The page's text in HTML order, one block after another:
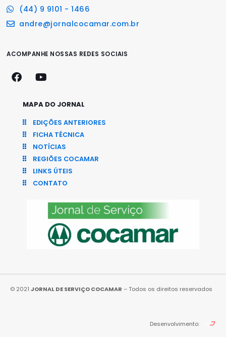
(44) 9 9101 - 1466
andre@jornalcocamar.com.br
ACOMPANHE NOSSAS REDES SOCIAIS
MAPA DO JORNAL
EDIÇÕES ANTERIORES
FICHA TÉCNICA
NOTÍCIAS
REGIÕES COCAMAR
LINKS ÚTEIS
CONTATO
© 2021 JORNAL DE SERVIÇO COCAMAR – Todos os direitos reservados
Desenvolvimento: